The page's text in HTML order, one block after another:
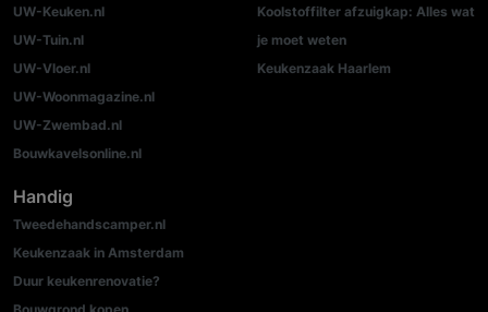
UW-Keuken.nl
UW-Tuin.nl
UW-Vloer.nl
UW-Woonmagazine.nl
UW-Zwembad.nl
Bouwkavelsonline.nl
Koolstoffilter afzuigkap: Alles wat
je moet weten
Keukenzaak Haarlem
Handig
Tweedehandscamper.nl
Keukenzaak in Amsterdam
Duur keukenrenovatie?